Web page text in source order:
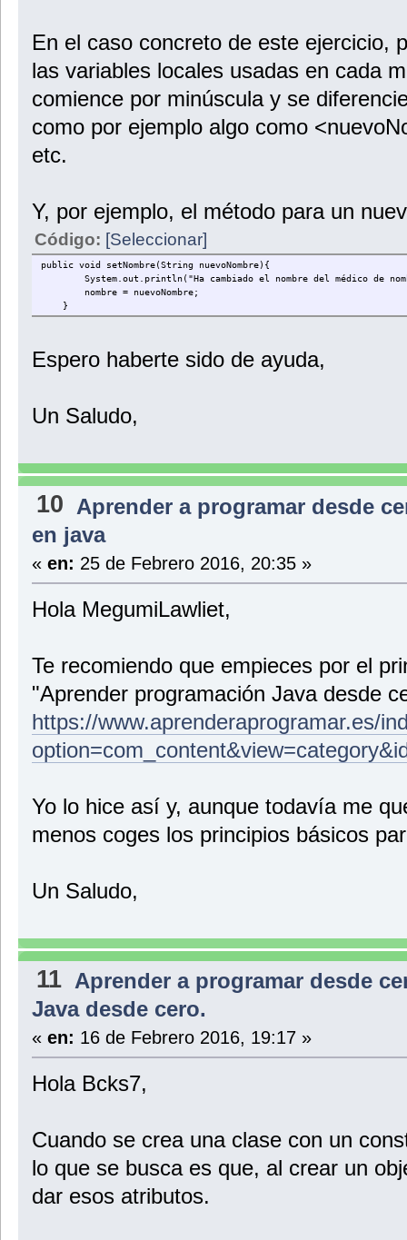
En el caso concreto de este ejercicio,
las variables locales usadas en cada
comience por minúscula y se
como por ejemplo algo como
etc.
Y, por ejemplo, el método para un
Código: [Seleccionar]
public void setNombre(String nuevoNombre){
System.out.println("Ha cambiado el nombre del médico de
nombre = nuevoNombre;
}
Espero haberte sido de ayuda,
Un Saludo,
10 Aprender a programar desde
en java
« en: 25 de Febrero 2016, 20:35 »
Hola MegumiLawliet,
Te recomiendo que empieces por el
"Aprender programación Java desde
https://www.aprenderaprogramar.es/
Yo lo hice así y, aunque todavía me
menos coges los principios básicos
Un Saludo,
11 Aprender a programar desde
Java desde cero.
« en: 16 de Febrero 2016, 19:17 »
Hola Bcks7,
Cuando se crea una clase con un
lo que se busca es que, al crear un
dar esos atributos.